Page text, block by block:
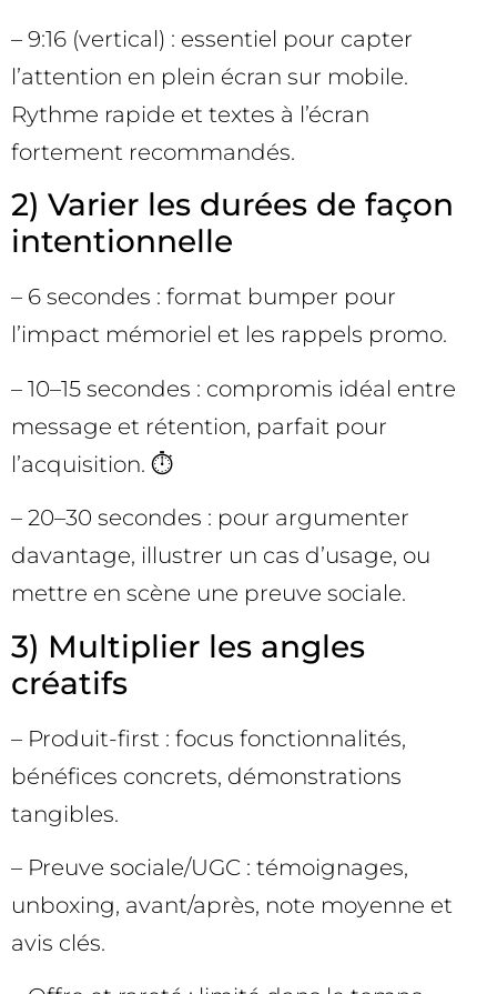
– 9:16 (vertical) : essentiel pour capter
l’attention en plein écran sur mobile.
Rythme rapide et textes à l’écran
fortement recommandés.
2) Varier les durées de façon
intentionnelle
– 6 secondes : format bumper pour
l’impact mémoriel et les rappels promo.
– 10–15 secondes : compromis idéal entre
message et rétention, parfait pour
l’acquisition. ⏱️
– 20–30 secondes : pour argumenter
davantage, illustrer un cas d’usage, ou
mettre en scène une preuve sociale.
3) Multiplier les angles
créatifs
– Produit-first : focus fonctionnalités,
bénéfices concrets, démonstrations
tangibles.
– Preuve sociale/UGC : témoignages,
unboxing, avant/après, note moyenne et
avis clés.